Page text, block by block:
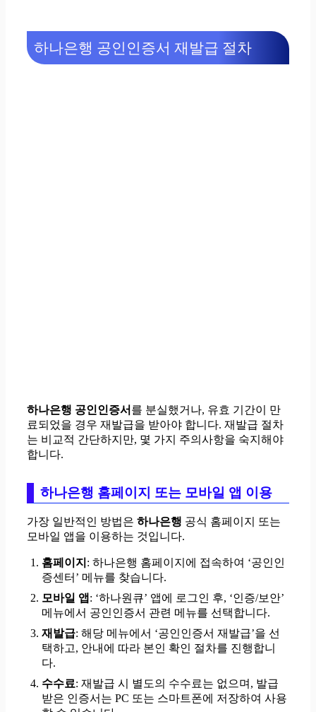
하나은행 공인인증서 재발급 절차
하나은행 공인인증서 를 분실했거나, 유효 기간이 만
료되었을 경우 재발급을 받아야 합니다. 재발급 절차
는 비교적 간단하지만, 몇 가지 주의사항을 숙지해야
합니다.
하나은행 홈페이지 또는 모바일 앱 이용
가장 일반적인 방법은 하나은행 공식 홈페이지 또는
모바일 앱을 이용하는 것입니다.
홈페이지 : 하나은행 홈페이지에 접속하여 ‘공인인
증센터’ 메뉴를 찾습니다.
모바일 앱 : ‘하나원큐’ 앱에 로그인 후, ‘인증/보안’
메뉴에서 공인인증서 관련 메뉴를 선택합니다.
재발급: 해당 메뉴에서 ‘공인인증서 재발급’을 선
택하고, 안내에 따라 본인 확인 절차를 진행합니
다.
수수료: 재발급 시 별도의 수수료는 없으며, 발급
받은 인증서는 PC 또는 스마트폰에 저장하여 사용